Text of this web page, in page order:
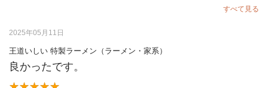
すべて見る
2025年05月11日
王道いしい 特製ラーメン（ラーメン・家系）
良かったです。